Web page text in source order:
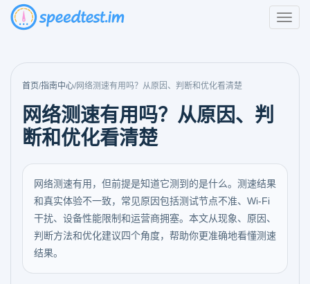
首页/指南中心/网络测速有用吗？从原因、判断和优化看清楚
网络测速有用吗？从原因、判
断和优化看清楚
网络测速有用，但前提是知道它测到的是什么。测速结果
和真实体验不一致，常见原因包括测试节点不准、Wi-Fi
干扰、设备性能限制和运营商拥塞。本文从现象、原因、
判断方法和优化建议四个角度，帮助你更准确地看懂测速
结果。